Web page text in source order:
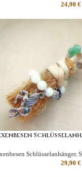
24,90 €
Schlüsselanhänger,
29,90 €